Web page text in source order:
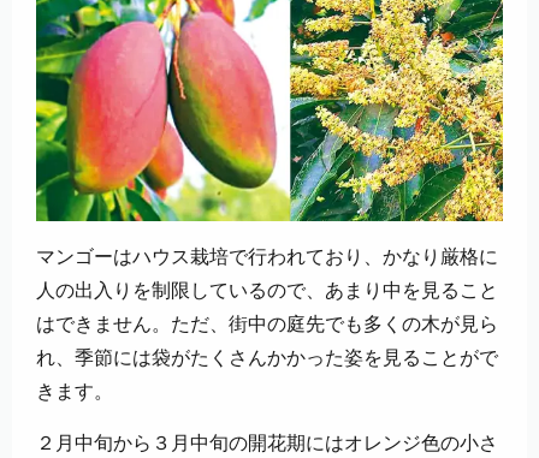
マンゴーはハウス栽培で行われており、かなり厳格に
人の出入りを制限しているので、あまり中を見ること
はできません。ただ、街中の庭先でも多くの木が見ら
れ、季節には袋がたくさんかかった姿を見ることがで
きます。
２月中旬から３月中旬の開花期にはオレンジ色の小さ